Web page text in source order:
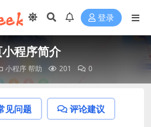
登录
程序简介
小程序帮助 201 0
见问题 评论建议